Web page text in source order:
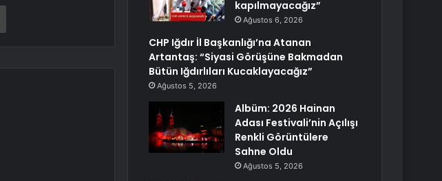
Yazdır
kapılmayacağız”
Ağustos 6, 2026
CHP Iğdır İl Başkanlığı’na Atanan
Artantaş: “Siyasi Görüşüne Bakmadan
Bütün Iğdırlıları Kucaklayacağız”
Ağustos 5, 2026
Albüm: 2026 Hainan
Adası Festivali’nin Açılışı
Renkli Görüntülere
Sahne Oldu
Ağustos 5, 2026